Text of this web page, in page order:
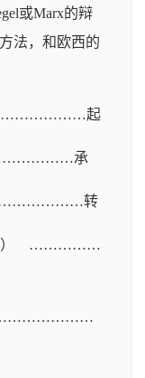
或Marx的辩
法，和欧西的
起
…………………承
…………………转
） ……………
……………………